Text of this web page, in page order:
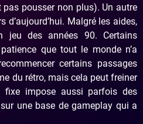
pousser non plus). Un autre
d’aujourd’hui. Malgré les aides,
jeu des années 90. Certains
que tout le monde n’a
certains passages
du rétro, mais cela peut freiner
fixe impose aussi parfois des
une base de gameplay qui a